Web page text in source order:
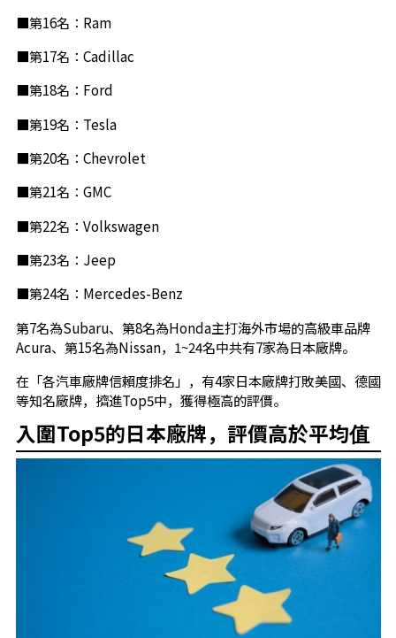
■第16名：Ram
■第17名：Cadillac
■第18名：Ford
■第19名：Tesla
■第20名：Chevrolet
■第21名：GMC
■第22名：Volkswagen
■第23名：Jeep
■第24名：Mercedes-Benz
第7名為Subaru、第8名為Honda主打海外市場的高級車品牌
Acura、第15名為Nissan，1~24名中共有7家為日本廠牌。
在「各汽車廠牌信賴度排名」，有4家日本廠牌打敗美國、德國
等知名廠牌，擠進Top5中，獲得極高的評價。
入圍Top5的日本廠牌，評價高於平均值